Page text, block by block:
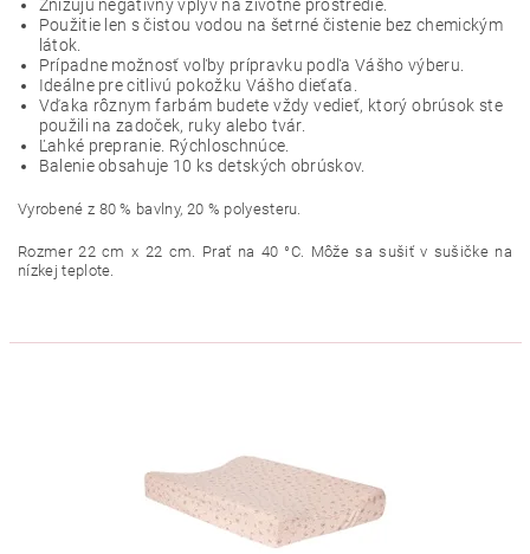
Znižujú negatívny vplyv na životné prostredie.
Použitie len s čistou vodou na šetrné čistenie bez chemickým
látok.
Prípadne možnosť voľby prípravku podľa Vášho výberu.
Ideálne pre citlivú pokožku Vášho dieťaťa.
Vďaka rôznym farbám budete vždy vedieť, ktorý obrúsok ste
použili na zadoček, ruky alebo tvár.
Ľahké prepranie. Rýchloschnúce.
Balenie obsahuje 10 ks detských obrúskov.
Vyrobené z 80 % bavlny, 20 % polyesteru.
Rozmer 22 cm x 22 cm. Prať na 40 °C. Môže sa sušiť v sušičke na
nízkej teplote.